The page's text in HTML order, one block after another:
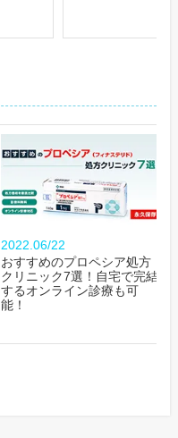
2022.06/22
おすすめのプロペシア処方
クリニック7選！自宅で完結
するオンライン診療も可
能！